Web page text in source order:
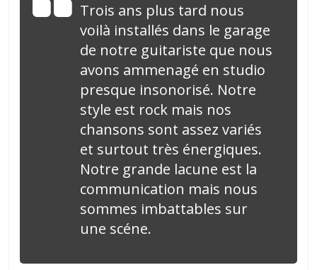
Trois ans plus tard nous
voilà installés dans le garage
de notre guitariste que nous
avons ammenagé en studio
presque insonorisé. Notre
style est rock mais nos
chansons sont assez variés
et surtout très énergiques.
Notre grande lacune est la
communication mais nous
sommes imbattables sur
une scéne.